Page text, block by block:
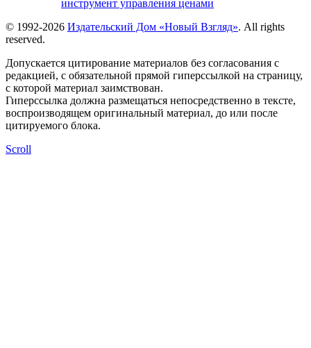
инструмент управления ценами
© 1992-2026 Издательский Дом «Новый Взгляд». All rights
reserved.
Допускается цитирование материалов без согласования с
редакцией, с обязательной прямой гиперссылкой на страницу,
с которой материал заимствован.
Гиперссылка должна размещаться непосредственно в тексте,
воспроизводящем оригинальный материал, до или после
цитируемого блока.
Scroll